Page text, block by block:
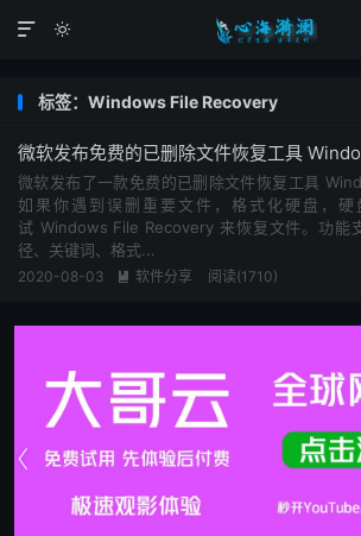


标签：Windows File Recovery
微软发布免费的已删除文件恢复工具
微软发布了一款免费的已删除文件恢复工具
如果你遇到误删重要文件，格式化硬盘，
试 Windows File Recovery 来恢复文件。功能
径、关键词、格式...
2020-08-03  软件分享 阅读(1710)
